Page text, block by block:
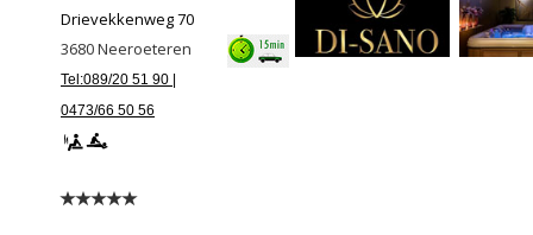
Drievekkenweg 70
3680Neeroeteren
Tel:089/20 51 90 |
0473/66 50 56